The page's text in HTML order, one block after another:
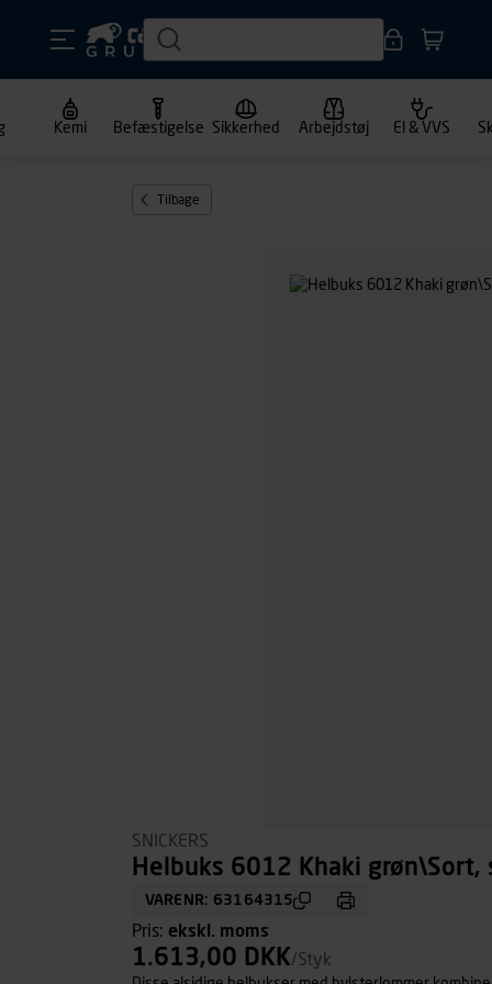
Kemi Befæstigelse Sikkerhed Arbejdstøj El & VVS
Tilbage
SNICKERS
Helbuks 6012 Khaki grøn\Sort,
VARENR: 63164315
Pris: ekskl. moms
1.613,00 DKK/Styk